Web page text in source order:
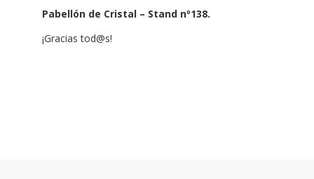
Pabellón de Cristal – Stand nº138.
¡Gracias tod@s!